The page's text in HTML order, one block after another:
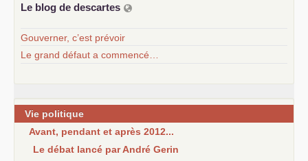
Le blog de descartes
Gouverner, c’est prévoir
Le grand défaut a commencé…
Vie politique
Avant, pendant et après 2012...
Le débat lancé par André Gerin